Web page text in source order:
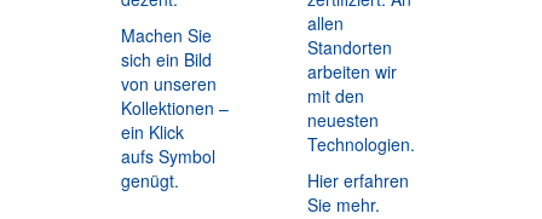
Machen Sie
sich ein Bild
von unseren
Kollektionen –
ein Klick
aufs Symbol
genügt.
allen
Standorten
arbeiten wir
mit den
neuesten
Technologien.
Hier erfahren
Sie mehr.